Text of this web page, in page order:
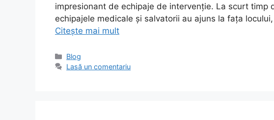
impresionant de echipaje de intervenție. La scurt timp
echipajele medicale și salvatorii au ajuns la fața
Citește mai mult
Categorii
Blog
Lasă un comentariu